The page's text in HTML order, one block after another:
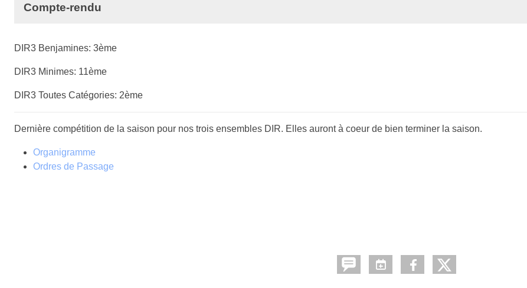
Compte-rendu
DIR3 Benjamines: 3ème
DIR3 Minimes: 11ème
DIR3 Toutes Catégories: 2ème
Dernière compétition de la saison pour nos trois ensembles DIR. Elles auront à coeur de bien terminer la saison.
Organigramme
Ordres de Passage